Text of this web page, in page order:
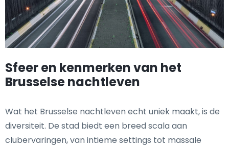
Sfeer en kenmerken van het
Brusselse nachtleven
Wat het Brusselse nachtleven echt uniek maakt, is de
diversiteit. De stad biedt een breed scala aan
clubervaringen, van intieme settings tot massale